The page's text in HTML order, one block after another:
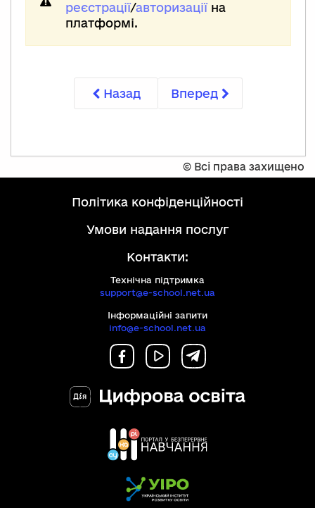
реєстрації/авторизаціїна
платформі.
Назад Вперед
© Всі права захищено
політика конфіденційності
умови надання послуг
Контакти:
Технічна підтримка
support@e-school.net.ua
Інформаційні запити
info@e-school.net.ua